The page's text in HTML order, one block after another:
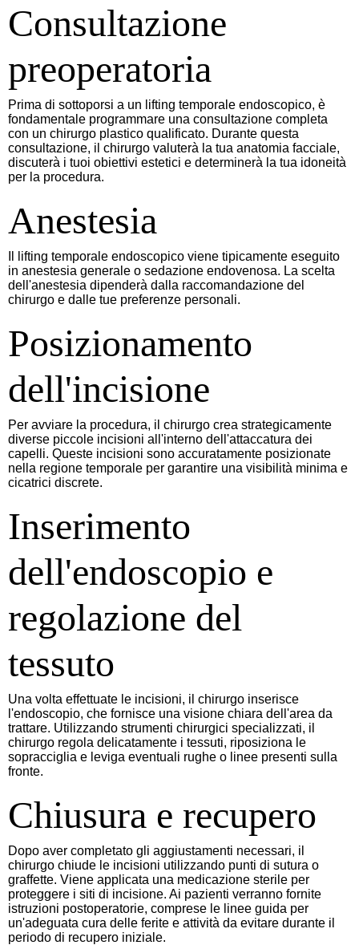
Consultazione
preoperatoria
Prima di sottoporsi a un lifting temporale endoscopico, è
fondamentale programmare una consultazione completa
con un chirurgo plastico qualificato. Durante questa
consultazione, il chirurgo valuterà la tua anatomia facciale,
discuterà i tuoi obiettivi estetici e determinerà la tua idoneità
per la procedura.
Anestesia
Il lifting temporale endoscopico viene tipicamente eseguito
in anestesia generale o sedazione endovenosa. La scelta
dell'anestesia dipenderà dalla raccomandazione del
chirurgo e dalle tue preferenze personali.
Posizionamento
dell'incisione
Per avviare la procedura, il chirurgo crea strategicamente
diverse piccole incisioni all'interno dell'attaccatura dei
capelli. Queste incisioni sono accuratamente posizionate
nella regione temporale per garantire una visibilità minima e
cicatrici discrete.
Inserimento
dell'endoscopio e
regolazione del
tessuto
Una volta effettuate le incisioni, il chirurgo inserisce
l'endoscopio, che fornisce una visione chiara dell'area da
trattare. Utilizzando strumenti chirurgici specializzati, il
chirurgo regola delicatamente i tessuti, riposiziona le
sopracciglia e leviga eventuali rughe o linee presenti sulla
fronte.
Chiusura e recupero
Dopo aver completato gli aggiustamenti necessari, il
chirurgo chiude le incisioni utilizzando punti di sutura o
graffette. Viene applicata una medicazione sterile per
proteggere i siti di incisione. Ai pazienti verranno fornite
istruzioni postoperatorie, comprese le linee guida per
un'adeguata cura delle ferite e attività da evitare durante il
periodo di recupero iniziale.